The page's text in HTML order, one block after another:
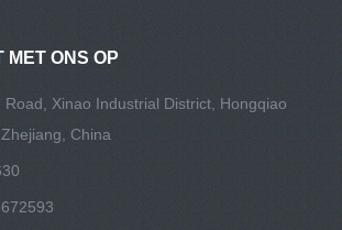
MET ONS OP
Xinao Industrial District, Hongqiao
China